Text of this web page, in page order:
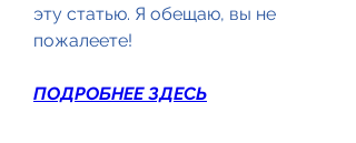
эту статью. Я обещаю, вы не
пожалеете!
ПОДРОБНЕЕ ЗДЕСЬ